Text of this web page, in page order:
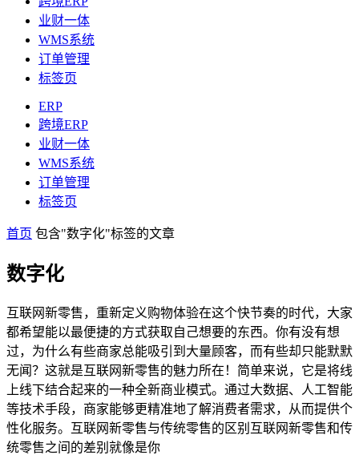
业财一体
WMS系统
订单管理
标签页
ERP
跨境ERP
业财一体
WMS系统
订单管理
标签页
首页 包含"数字化"标签的文章
数字化
互联网新零售，重新定义购物体验在这个快节奏的时代，大家
都希望能以最便捷的方式获取自己想要的东西。你有没有想
过，为什么有些商家总能吸引到大量顾客，而有些却只能默默
无闻？这就是互联网新零售的魅力所在！简单来说，它是将线
上线下结合起来的一种全新商业模式。通过大数据、人工智能
等技术手段，商家能够更精准地了解消费者需求，从而提供个
性化服务。互联网新零售与传统零售的区别互联网新零售和传
统零售之间的差别就像是你